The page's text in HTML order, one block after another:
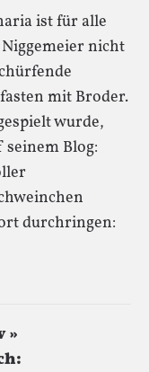
ist für alle
nicht
mit Broder.
wurde,
Blog:
durchringen:
»